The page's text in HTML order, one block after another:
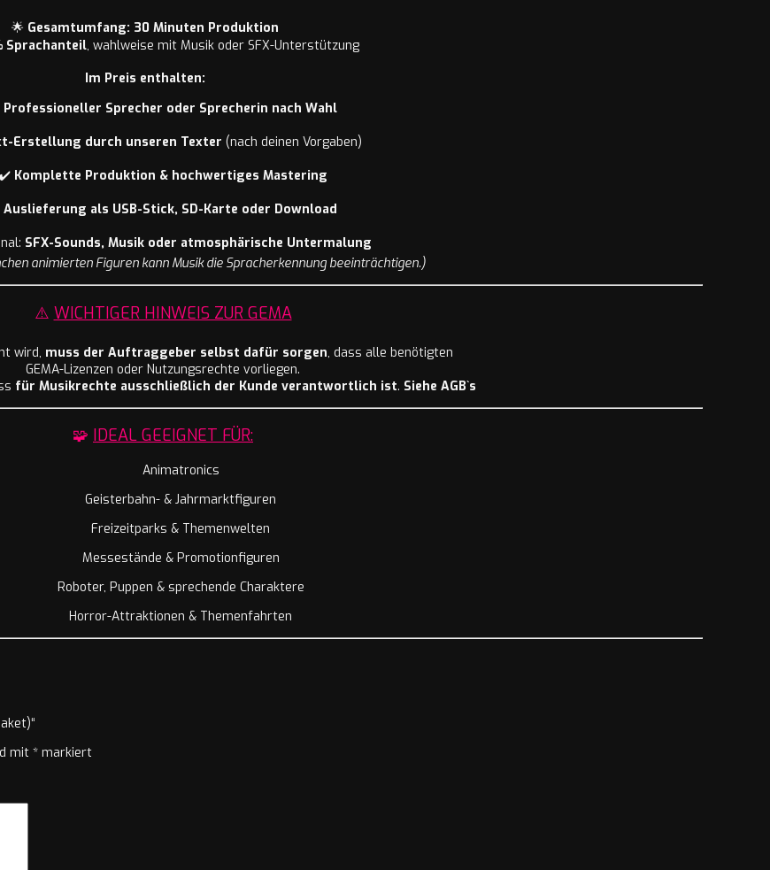
🌟 Gesamtumfang: 30 Minuten Produktion
Sprachanteil, wahlweise mit Musik oder SFX-Unterstützung
Im Preis enthalten:
Professioneller Sprecher oder Sprecherin nach Wahl
Erstellung durch unseren Texter (nach deinen Vorgaben)
✔️ Komplette Produktion & hochwertiges Mastering
Auslieferung als USB-Stick, SD-Karte oder Download
SFX-Sounds, Musik oder atmosphärische Untermalung
animierten Figuren kann Musik die Spracherkennung beeinträchtigen.)
⚠️ WICHTIGER HINWEIS ZUR GEMA
wird, muss der Auftraggeber selbst dafür sorgen, dass alle benötigten
GEMA-Lizenzen oder Nutzungsrechte vorliegen.
für Musikrechte ausschließlich der Kunde verantwortlich ist. Siehe AGB`s
🧩 IDEAL GEEIGNET FÜR:
Animatronics
Geisterbahn- & Jahrmarktfiguren
Freizeitparks & Themenwelten
Messestände & Promotionfiguren
Roboter, Puppen & sprechende Charaktere
Horror-Attraktionen & Themenfahrten
mit * markiert